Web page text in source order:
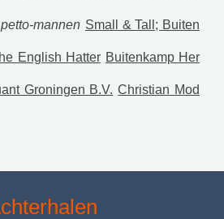
mannen Small & Tall; Buiten
English Hatter Buitenkamp Her
Groningen B.V. Christian Mod